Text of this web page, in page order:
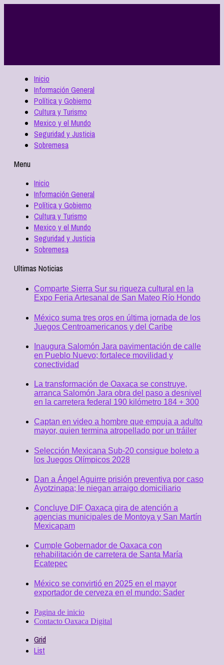
Inicio
Información General
Política y Gobierno
Cultura y Turismo
Mexico y el Mundo
Seguridad y Justicia
Sobremesa
Menu
Inicio
Información General
Política y Gobierno
Cultura y Turismo
Mexico y el Mundo
Seguridad y Justicia
Sobremesa
Ultimas Noticias
Comparte Sierra Sur su riqueza cultural en la
Expo Feria Artesanal de San Mateo Río Hondo
México suma tres oros en última jornada de los
Juegos Centroamericanos y del Caribe
Inaugura Salomón Jara pavimentación de calle
en Pueblo Nuevo; fortalece movilidad y
conectividad
La transformación de Oaxaca se construye,
arranca Salomón Jara obra del paso a desnivel
en la carretera federal 190 kilómetro 184 + 300
Captan en video a hombre que empuja a adulto
mayor, quien termina atropellado por un tráiler
Selección Mexicana Sub-20 consigue boleto a
los Juegos Olímpicos 2028
Dan a Ángel Aguirre prisión preventiva por caso
Ayotzinapa; le niegan arraigo domiciliario
Concluye DIF Oaxaca gira de atención a
agencias municipales de Montoya y San Martín
Mexicapam
Cumple Gobernador de Oaxaca con
rehabilitación de carretera de Santa María
Ecatepec
México se convirtió en 2025 en el mayor
exportador de cerveza en el mundo: Sader
Pagina de inicio
Contacto Oaxaca Digital
Grid
List